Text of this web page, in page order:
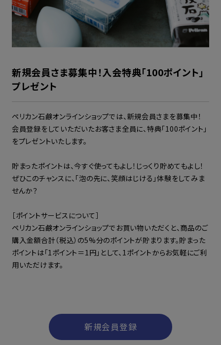
新規会員さま募集中！入会特典「100ポイント」
プレゼント
ペリカン石鹸オンラインショップでは、新規会員さまを募集中！
会員登録をしていただいたお客さま全員に、特典「100ポイント」
をプレゼントいたします。
貯まったポイントは、今すぐ使ってもよし！じっくり貯めてもよし！
ぜひこのチャンスに、「泡の先に、笑顔はじける」体験をしてみま
せんか？
［ポイントサービスについて］
ペリカン石鹸オンラインショップでお買い物いただくと、商品のご
購入金額合計（税込）の5%分のポイントが貯まります。貯まった
ポイントは「1ポイント＝1円」として、1ポイントからお気軽にご利
用いただけます。
新規会員登録